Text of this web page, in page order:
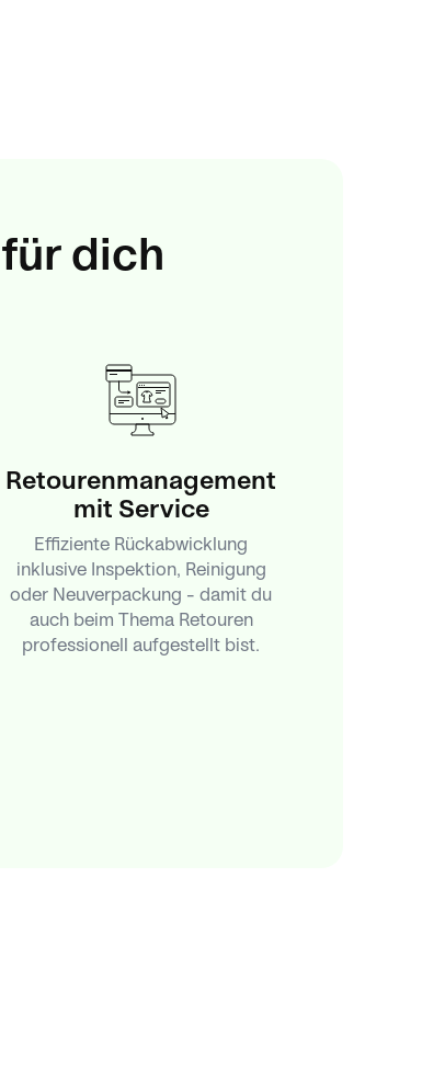
dich
Retourenmanagement
mit Service
Effiziente Rückabwicklung
inklusive Inspektion, Reinigung
oder Neuverpackung – damit du
auch beim Thema Retouren
professionell aufgestellt bist.